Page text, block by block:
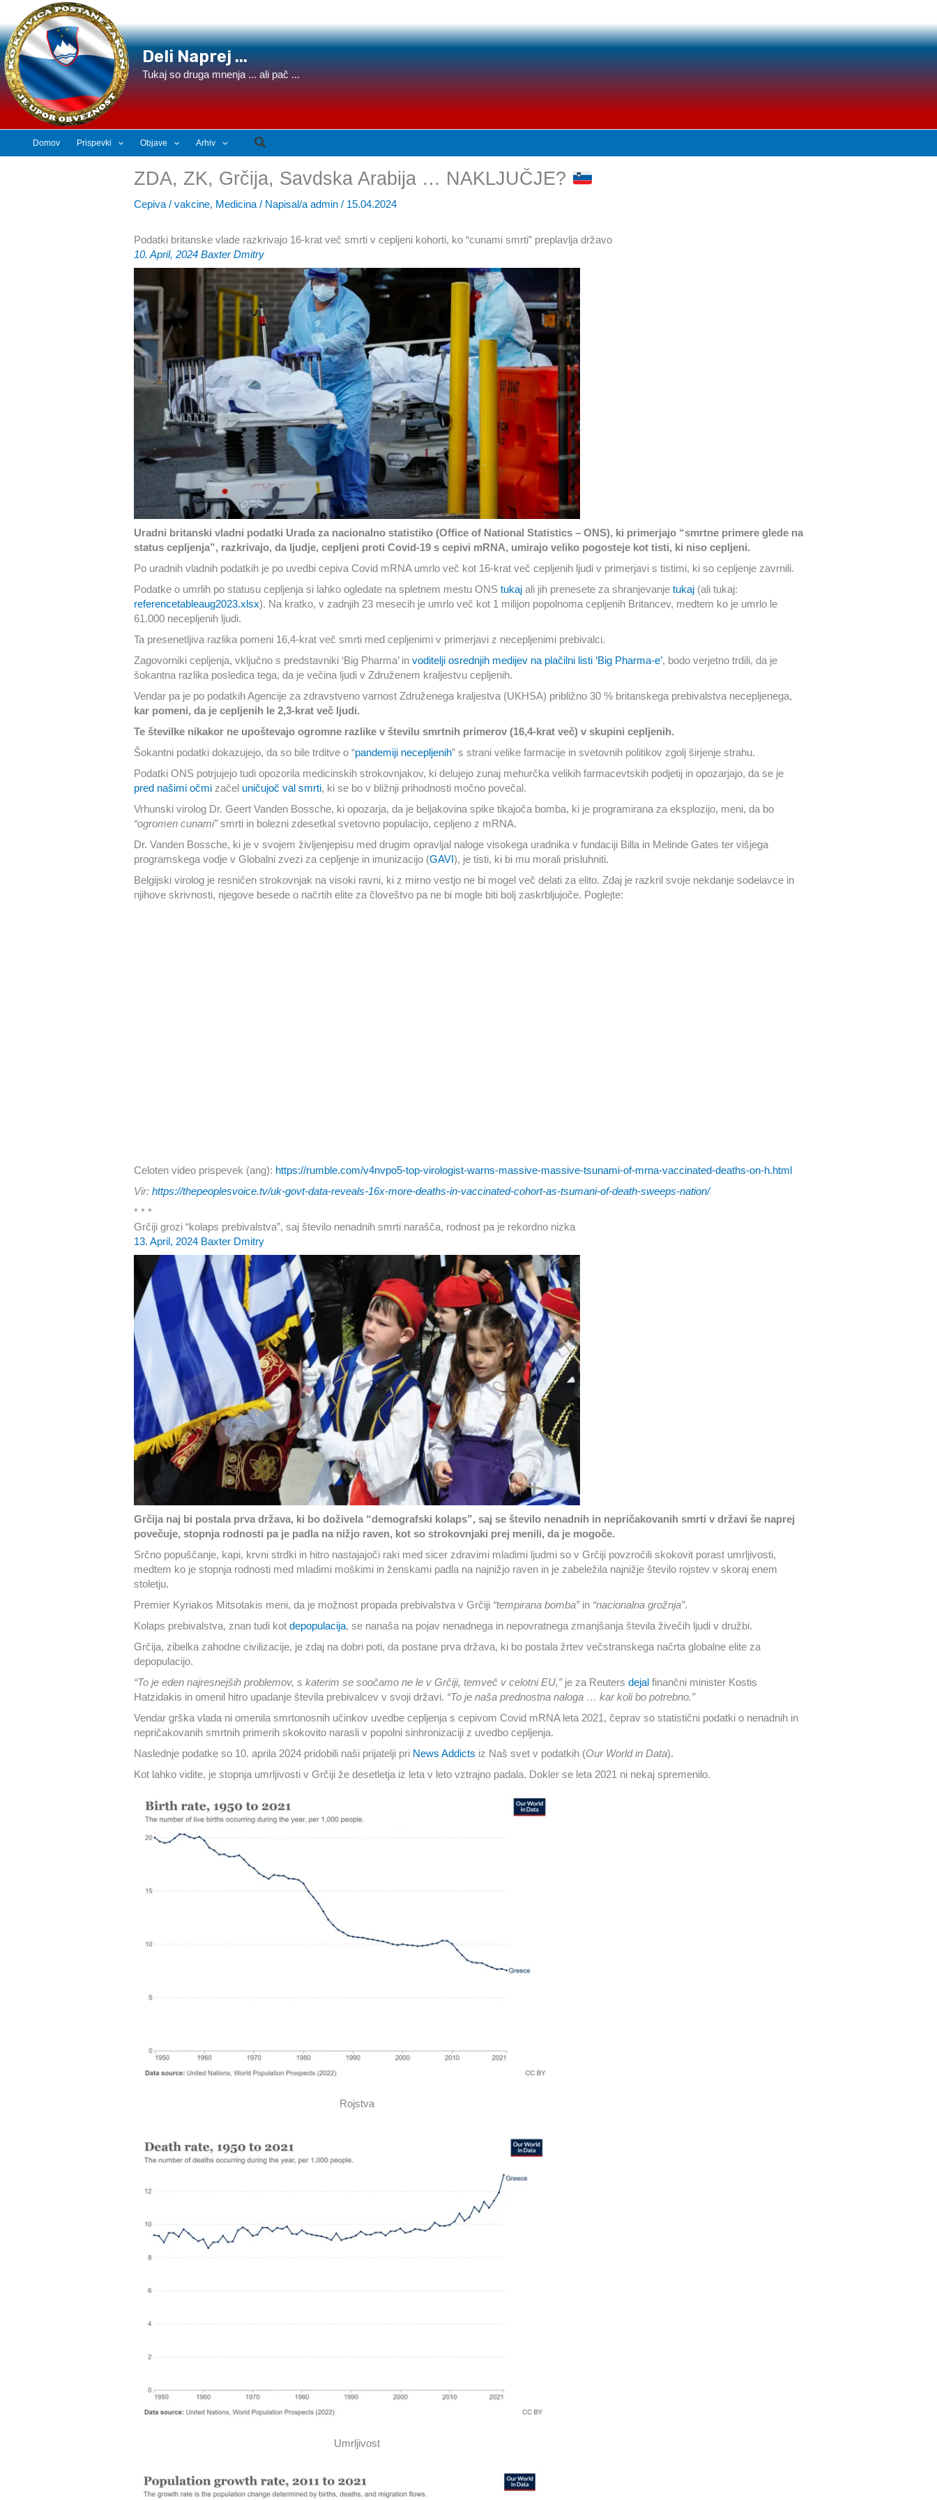
Preskoči
vsebino
Deli Naprej ...
Tukaj so druga mnenja ... ali pač ...
Domov Prispevki Objave Arhiv Search
ZDA, ZK, Grčija, Savdska Arabija … NAKLJUČJE?
Cepiva / vakcine, Medicina / Napisal/a admin / 15.04.2024
Podatki britanske vlade razkrivajo 16-krat več smrti v cepljeni kohorti, ko “cunami smrti” preplavlja državo
10. April, 2024 Baxter Dmitry
Uradni britanski vladni podatki Urada za nacionalno statistiko (Office of National Statistics – ONS), ki primerjajo “smrtne primere glede na
status cepljenja”, razkrivajo, da ljudje, cepljeni proti Covid-19 s cepivi mRNA, umirajo veliko pogosteje kot tisti, ki niso cepljeni.
Po uradnih vladnih podatkih je po uvedbi cepiva Covid mRNA umrlo več kot 16-krat več cepljenih ljudi v primerjavi s tistimi, ki so cepljenje zavrnili.
Podatke o umrlih po statusu cepljenja si lahko ogledate na spletnem mestu ONS tukaj ali jih prenesete za shranjevanje tukaj (ali tukaj:
referencetableaug2023.xlsx). Na kratko, v zadnjih 23 mesecih je umrlo več kot 1 milijon popolnoma cepljenih Britancev, medtem ko je umrlo le
61.000 necepljenih ljudi.
Ta presenetljiva razlika pomeni 16,4-krat več smrti med cepljenimi v primerjavi z necepljenimi prebivalci.
Zagovorniki cepljenja, vključno s predstavniki ‘Big Pharma’ in voditelji osrednjih medijev na plačilni listi ‘Big Pharma-e’, bodo verjetno trdili, da je
šokantna razlika posledica tega, da je večina ljudi v Združenem kraljestvu cepljenih.
Vendar pa je po podatkih Agencije za zdravstveno varnost Združenega kraljestva (UKHSA) približno 30 % britanskega prebivalstva necepljenega,
kar pomeni, da je cepljenih le 2,3-krat več ljudi.
Te številke nikakor ne upoštevajo ogromne razlike v številu smrtnih primerov (16,4-krat več) v skupini cepljenih.
Šokantni podatki dokazujejo, da so bile trditve o “pandemiji necepljenih” s strani velike farmacije in svetovnih politikov zgolj širjenje strahu.
Podatki ONS potrjujejo tudi opozorila medicinskih strokovnjakov, ki delujejo zunaj mehurčka velikih farmacevtskih podjetij in opozarjajo, da se je
pred našimi očmi začel uničujoč val smrti, ki se bo v bližnji prihodnosti močno povečal.
Vrhunski virolog Dr. Geert Vanden Bossche, ki opozarja, da je beljakovina spike tikajoča bomba, ki je programirana za eksplozijo, meni, da bo
“ogromen cunami”smrti in bolezni zdesetkal svetovno populacijo, cepljeno z mRNA.
Dr. Vanden Bossche, ki je v svojem življenjepisu med drugim opravljal naloge visokega uradnika v fundaciji Billa in Melinde Gates ter višjega
programskega vodje v Globalni zvezi za cepljenje in imunizacijo (GAVI), je tisti, ki bi mu morali prisluhniti.
Belgijski virolog je resničen strokovnjak na visoki ravni, ki z mirno vestjo ne bi mogel več delati za elito. Zdaj je razkril svoje nekdanje sodelavce in
njihove skrivnosti, njegove besede o načrtih elite za človeštvo pa ne bi mogle biti bolj zaskrbljujoče. Poglejte:
Celoten video prispevek (ang): https://rumble.com/v4nvpo5-top-virologist-warns-massive-massive-tsunami-of-mrna-vaccinated-deaths-on-h.html
Vir: https://thepeoplesvoice.tv/uk-govt-data-reveals-16x-more-deaths-in-vaccinated-cohort-as-tsumani-of-death-sweeps-nation/
* * *
Grčiji grozi “kolaps prebivalstva”, saj število nenadnih smrti narašča, rodnost pa je rekordno nizka
13. April, 2024 Baxter Dmitry
Grčija naj bi postala prva država, ki bo doživela “demografski kolaps”, saj se število nenadnih in nepričakovanih smrti v državi še naprej
povečuje, stopnja rodnosti pa je padla na nižjo raven, kot so strokovnjaki prej menili, da je mogoče.
Srčno popuščanje, kapi, krvni strdki in hitro nastajajoči raki med sicer zdravimi mladimi ljudmi so v Grčiji povzročili skokovit porast umrljivosti,
medtem ko je stopnja rodnosti med mladimi moškimi in ženskami padla na najnižjo raven in je zabeležila najnižje število rojstev v skoraj enem
stoletju.
Premier Kyriakos Mitsotakis meni, da je možnost propada prebivalstva v Grčiji “tempirana bomba”in “nacionalna grožnja”.
Kolaps prebivalstva, znan tudi kot depopulacija, se nanaša na pojav nenadnega in nepovratnega zmanjšanja števila živečih ljudi v družbi.
Grčija, zibelka zahodne civilizacije, je zdaj na dobri poti, da postane prva država, ki bo postala žrtev večstranskega načrta globalne elite za
depopulacijo.
“To je eden najresnejših problemov, s katerim se soočamo ne le v Grčiji, temveč v celotni EU,”je za Reuters dejal finančni minister Kostis
Hatzidakis in omenil hitro upadanje števila prebivalcev v svoji državi. “To je naša prednostna naloga … kar koli bo potrebno.”
Vendar grška vlada ni omenila smrtonosnih učinkov uvedbe cepljenja s cepivom Covid mRNA leta 2021, čeprav so statistični podatki o nenadnih in
nepričakovanih smrtnih primerih skokovito narasli v popolni sinhronizaciji z uvedbo cepljenja.
Naslednje podatke so 10. aprila 2024 pridobili naši prijatelji pri News Addicts iz Naš svet v podatkih (Our World in Data).
Kot lahko vidite, je stopnja umrljivosti v Grčiji že desetletja iz leta v leto vztrajno padala. Dokler se leta 2021 ni nekaj spremenilo.
Rojstva
Umrljivost